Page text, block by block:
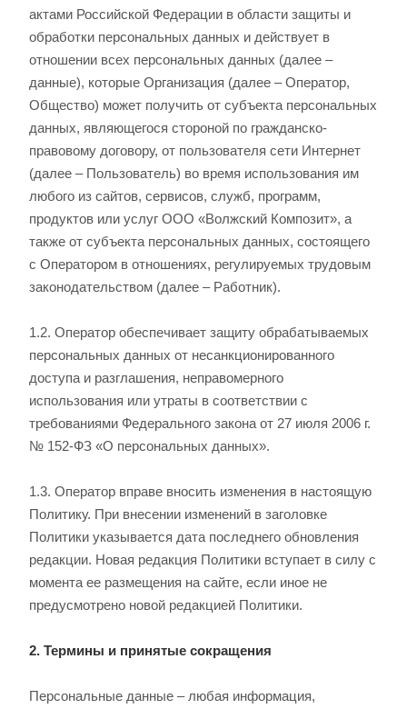
актами Российской Федерации в области защиты и
обработки персональных данных и действует в
отношении всех персональных данных (далее –
данные), которые Организация (далее – Оператор,
Общество) может получить от субъекта персональных
данных, являющегося стороной по гражданско-
правовому договору, от пользователя сети Интернет
(далее – Пользователь) во время использования им
любого из сайтов, сервисов, служб, программ,
продуктов или услуг ООО «Волжский Композит», а
также от субъекта персональных данных, состоящего
с Оператором в отношениях, регулируемых трудовым
законодательством (далее – Работник).
1.2. Оператор обеспечивает защиту обрабатываемых
персональных данных от несанкционированного
доступа и разглашения, неправомерного
использования или утраты в соответствии с
требованиями Федерального закона от 27 июля 2006 г.
№ 152-ФЗ «О персональных данных».
1.3. Оператор вправе вносить изменения в настоящую
Политику. При внесении изменений в заголовке
Политики указывается дата последнего обновления
редакции. Новая редакция Политики вступает в силу с
момента ее размещения на сайте, если иное не
предусмотрено новой редакцией Политики.
2. Термины и принятые сокращения
Персональные данные – любая информация,